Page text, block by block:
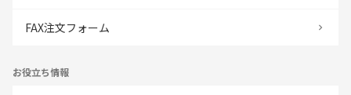
FAX注文フォーム
お役立ち情報